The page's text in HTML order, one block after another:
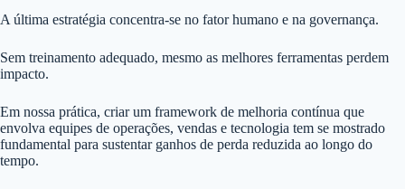
A última estratégia concentra-se no fator humano e na governança.
Sem treinamento adequado, mesmo as melhores ferramentas perdem
impacto.
Em nossa prática, criar um framework de melhoria contínua que
envolva equipes de operações, vendas e tecnologia tem se mostrado
fundamental para sustentar ganhos de perda reduzida ao longo do
tempo.